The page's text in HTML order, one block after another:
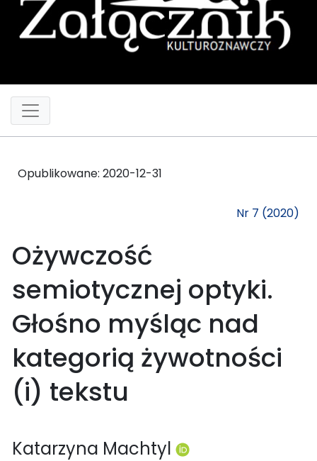
Opublikowane: 2020-12-31
Nr 7 (2020)
Ożywczość
semiotycznej optyki.
Głośno myśląc nad
kategorią żywotności
(i) tekstu
Katarzyna Machtyl